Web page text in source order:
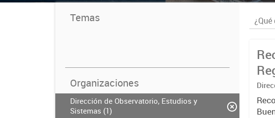
Temas
Organizaciones
Dirección de Observatorio, Estudios y
Sistemas (1)